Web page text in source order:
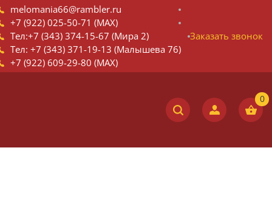
melomania66@rambler.ru
+7 (922) 025-50-71 (MAX)
Тел:+7 (343) 374-15-67 (Мира 2)
Тел: +7 (343) 371-19-13 (Малышева 76)
+7 (922) 609-29-80 (MAX)
Заказать звонок